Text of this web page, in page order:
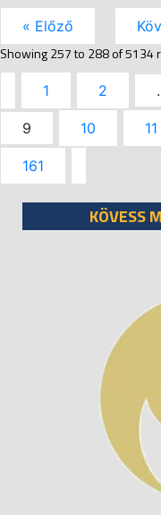
« Előző
Showing257to 288of5134
1 2
9 10 11
161
KÖVESS